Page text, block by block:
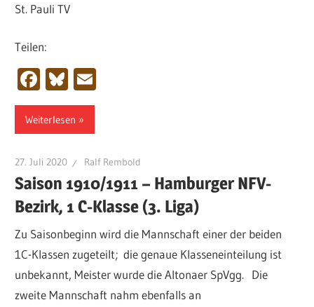
St. Pauli TV
Teilen:
Facebook
Bluesky
Weiterlesen
27. Juli 2020 Ralf Rembold
Saison 1910/1911 – Hamburger NFV-
Bezirk, 1 C-Klasse (3. Liga)
Zu Saisonbeginn wird die Mannschaft einer der beiden
1C-Klassen zugeteilt; die genaue Klasseneinteilung ist
unbekannt, Meister wurde die Altonaer SpVgg. Die
zweite Mannschaft nahm ebenfalls an